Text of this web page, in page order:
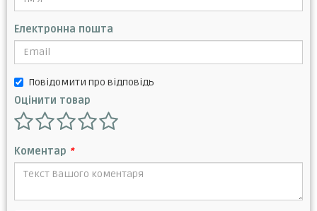
Електронна пошта
Повідомити про відповідь
Оцінити товар
Коментар *